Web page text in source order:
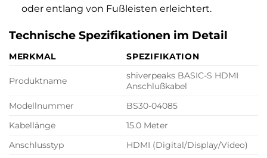
oder entlang von Fußleisten erleichtert.
Technische Spezifikationen im Detail
MERKMAL SPEZIFIKATION
Produktname
shiverpeaks BASIC-S HDMI
Anschlußkabel
Modellnummer
BS30-04085
Kabellänge
15.0 Meter
Anschlusstyp
HDMI (Digital/Display/Video)